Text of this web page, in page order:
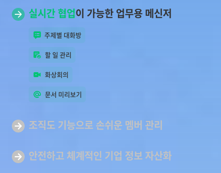
실시간 협업이 가능한 업무용 메신저
주제별 대화방
할 일 관리
화상회의
문서 미리보기
조직도 기능으로 손쉬운 멤버 관리
안전하고 체계적인 기업 정보 자산화